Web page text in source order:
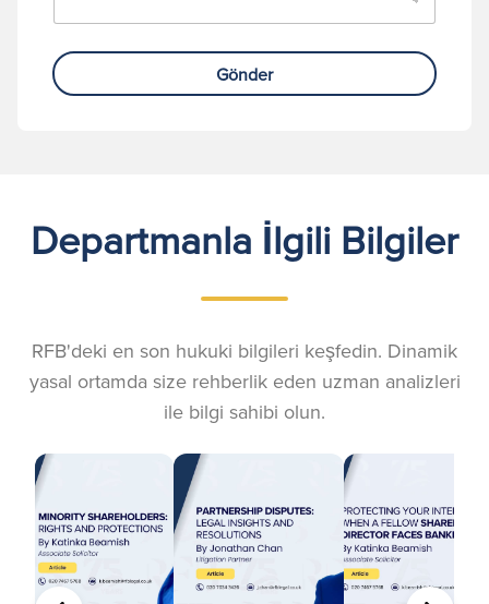
Gönder
Departmanla İlgili Bilgiler
RFB'deki en son hukuki bilgileri keşfedin. Dinamik
yasal ortamda size rehberlik eden uzman analizleri
ile bilgi sahibi olun.